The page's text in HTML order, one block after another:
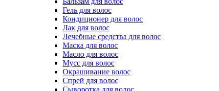
Гель для волос
Кондиционер для волос
Лак для волос
Лечебные средства для волос
Маска для волос
Масло для волос
Мусс для волос
Окрашивание волос
Спрей для волос
Сыворотка для волос